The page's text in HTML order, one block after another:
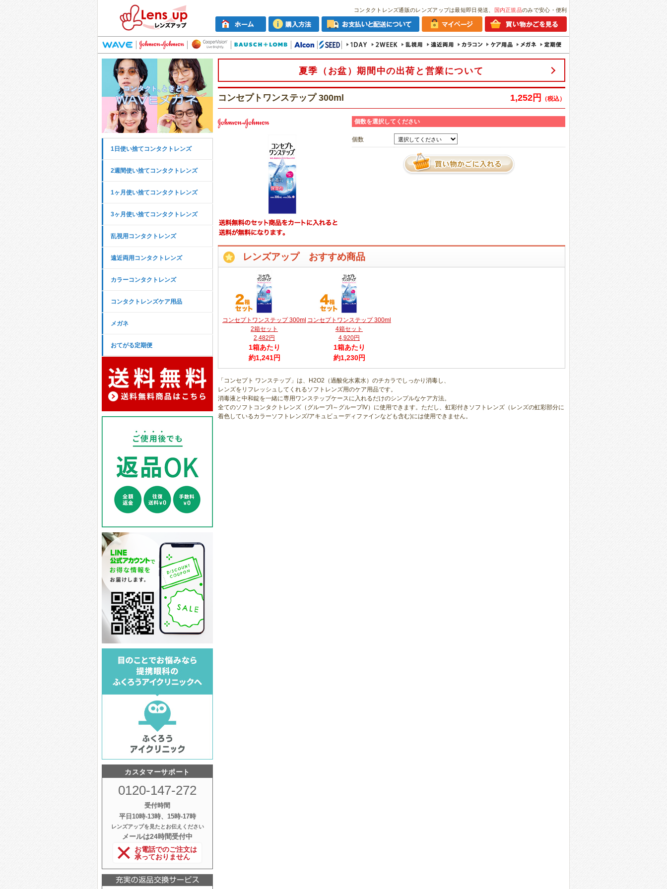
コンタクトレンズ通販のレンズアップは最短即日発送、 国内正規品のみで安心・便利
1日使い捨てコンタクトレンズ
2週間使い捨てコンタクトレンズ
1ヶ月使い捨てコンタクトレンズ
3ヶ月使い捨てコンタクトレンズ
乱視用コンタクトレンズ
遠近両用コンタクトレンズ
カラーコンタクトレンズ
コンタクトレンズケア用品
メガネ
おてがる定期便
カスタマーサポート
0120-147-272
受付時間
平日10時‐13時、15時‐17時
レンズアップを見たとお伝えください
メールは24時間受付中
お電話でのご注文は
承っておりません
夏季（お盆）期間中の出荷と営業について
コンセプトワンステップ 300ml 1,252円 （税込）
個数を選択してください
個数
レンズアップ おすすめ商品
コンセプトワンステップ 300ml
2箱セット
2,482円
1箱あたり
約1,241円
コンセプトワンステップ 300ml
4箱セット
4,920円
1箱あたり
約1,230円
「コンセプト ワンステップ」は、H2O2（過酸化水素水）のチカラでしっかり消毒し、
レンズをリフレッシュしてくれるソフトレンズ用のケア用品です。
消毒液と中和錠を一緒に専用ワンステップケースに入れるだけのシンプルなケア方法。
全てのソフトコンタクトレンズ（グループI～グループIV）に使用できます。ただし、虹彩付きソフトレンズ（レンズの虹彩部分に
着色しているカラーソフトレンズ/アキュビューディファインなども含む)には使用できません。